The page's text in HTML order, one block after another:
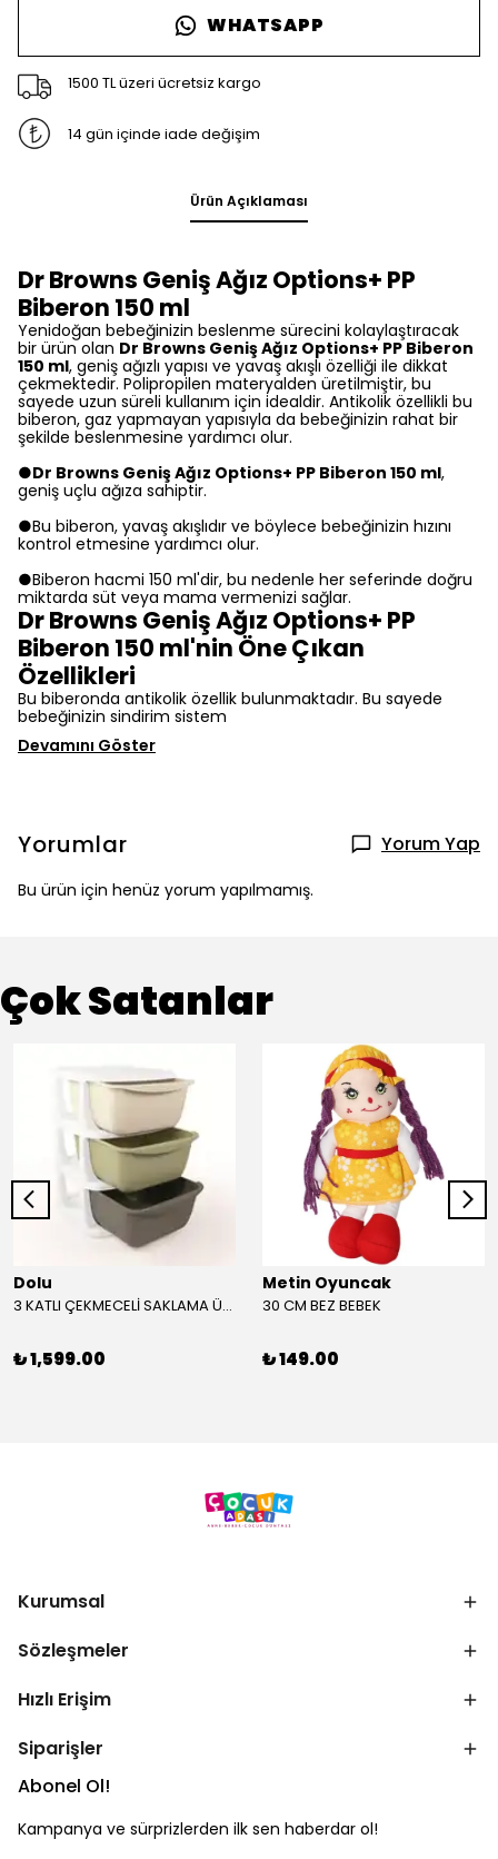
WHATSAPP
1500 TL üzeri ücretsiz kargo
14 gün içinde iade değişim
Ürün Açıklaması
Dr Browns Geniş Ağız Options+ PP
Biberon 150 ml
Yenidoğan bebeğinizin beslenme sürecini kolaylaştıracak
bir ürün olan Dr Browns Geniş Ağız Options+ PP Biberon
150 ml, geniş ağızlı yapısı ve yavaş akışlı özelliği ile dikkat
çekmektedir. Polipropilen materyalden üretilmiştir, bu
sayede uzun süreli kullanım için idealdir. Antikolik özellikli bu
biberon, gaz yapmayan yapısıyla da bebeğinizin rahat bir
şekilde beslenmesine yardımcı olur.
●Dr Browns Geniş Ağız Options+ PP Biberon 150 ml,
geniş uçlu ağıza sahiptir.
●Bu biberon, yavaş akışlıdır ve böylece bebeğinizin hızını
kontrol etmesine yardımcı olur.
●Biberon hacmi 150 ml'dir, bu nedenle her seferinde doğru
miktarda süt veya mama vermenizi sağlar.
Dr Browns Geniş Ağız Options+ PP
Biberon 150 ml'nin Öne Çıkan
Özellikleri
Bu biberonda antikolik özellik bulunmaktadır. Bu sayede
bebeğinizin sindirim sistem
Devamını Göster
Yorumlar Yorum Yap
Bu ürün için henüz yorum yapılmamış.
Çok Satanlar
Dolu
3 KATLI ÇEKMECELİ SAKLAMA ÜNİTESİ
₺ 1,599.00
Metin Oyuncak
30 CM BEZ BEBEK
₺ 149.00
Kurumsal
Sözleşmeler
Hızlı Erişim
Siparişler
Abonel Ol!
Kampanya ve sürprizlerden ilk sen haberdar ol!